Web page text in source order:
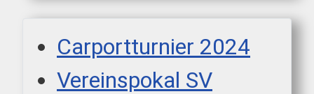
Carportturnier 2024
Vereinspokal SV